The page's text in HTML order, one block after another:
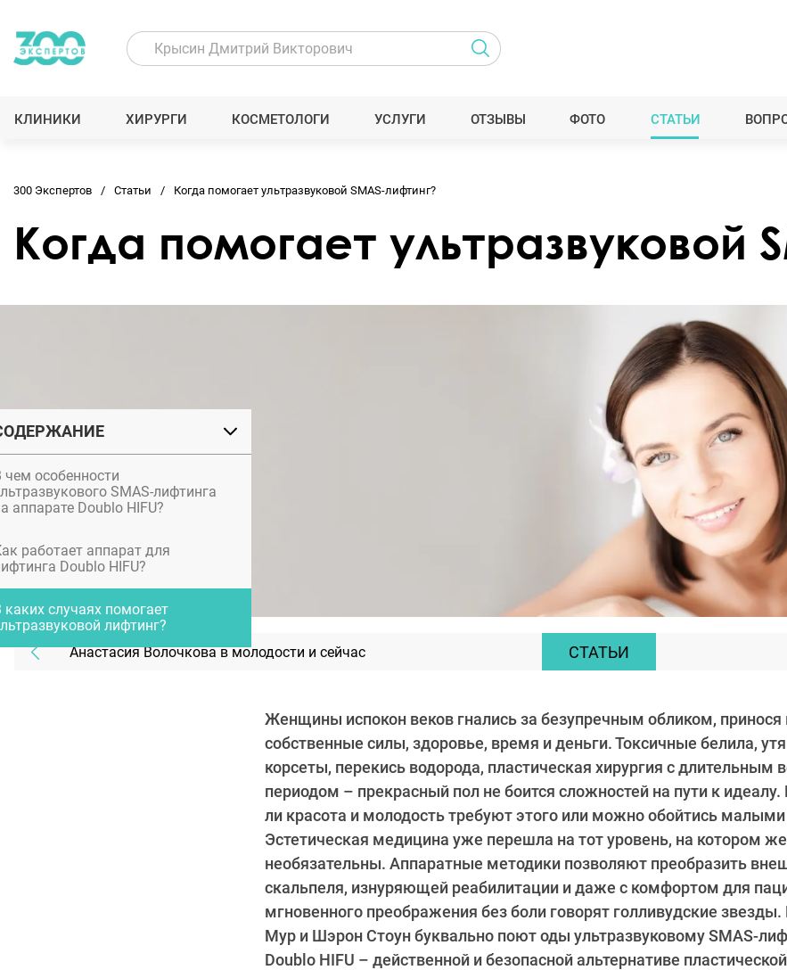
КЛИНИКИ ХИРУРГИ КОСМЕТОЛОГИ УСЛУГИ ОТЗЫВЫ ФОТО СТАТЬИ
чем особенности
SMAS-лифтинга
аппарате Doublo HIFU?
работает аппарат для
Doublo HIFU?
каких случаях помогает
лифтинг?
300 Экспертов Статьи Когда помогает ультразвуковой SMAS-лифтинг?
Когда помогает ультразвуковой
Анастасия Волочкова в молодости и сейчас СТАТЬИ
Женщины испокон веков гнались за безупречным обликом, принося
собственные силы, здоровье, время и деньги. Токсичные белила,
корсеты, перекись водорода, пластическая хирургия с длительным
периодом – прекрасный пол не боится сложностей на пути к
ли красота и молодость требуют этого или можно обойтись
Эстетическая медицина уже перешла на тот уровень, на котором
необязательны. Аппаратные методики позволяют преобразить
скальпеля, изнуряющей реабилитации и даже с комфортом для
мгновенного преображения без боли говорят голливудские
Мур и Шэрон Стоун буквально поют оды ультразвуковому SMAS-
Doublo HIFU – действенной и безопасной альтернативе